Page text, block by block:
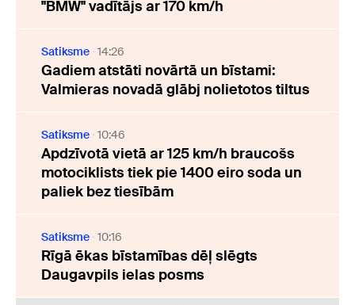
"BMW" vadītājs ar 170 km/h
Satiksme 14:26
Gadiem atstāti novārtā un bīstami:
Valmieras novadā glābj nolietotos tiltus
Satiksme 10:46
Apdzīvotā vietā ar 125 km/h braucošs
motociklists tiek pie 1400 eiro soda un
paliek bez tiesībām
Satiksme 10:16
Rīgā ēkas bīstamības dēļ slēgts
Daugavpils ielas posms